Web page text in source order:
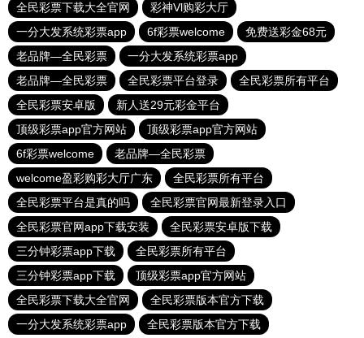
全民彩票下载大全官网
彩神Vl购彩大厅
一分大发系统彩票app
6f彩票welcome
免费送彩金68元
老品牌—全民彩票
一分大发系统彩票app
老品牌—全民彩票
全民彩票平台登录
全民彩票所有平台
全民彩票安卓版
新人送29元彩金平台
顶级彩票app官方网站
顶级彩票app官方网站
6f彩票welcome
老品牌—全民彩票
welcome盈彩购彩大厅广东
全民彩票所有平台
全民彩票平台是真的吗
全民彩票官网最新登录入口
全民彩票官网app下载安装
全民彩票安卓版下载
三分钟彩票app下载
全民彩票所有平台
三分钟彩票app下载
顶级彩票app官方网站
全民彩票下载大全官网
全民彩票版本官方下载
一分大发系统彩票app
全民彩票版本官方下载